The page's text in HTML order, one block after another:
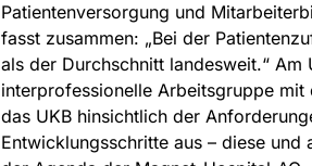
Patientenversorgung und
fasst zusammen: „Bei der
als der Durchschnitt landesweit.“ Am
interprofessionelle Arbeitsgruppe
das UKB hinsichtlich der
Entwicklungsschritte aus – diese und